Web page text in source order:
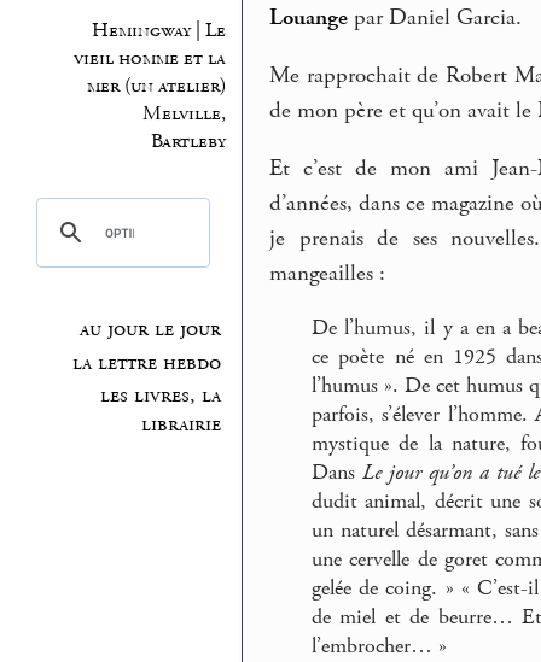
Hemingway | Le
vieil homme et la
mer (un atelier)
Melville,
Bartleby
au jour le jour
la lettre hebdo
les livres, la
librairie
Louange par Daniel Garcia.
Me rapprochait de Robert
de mon père et qu’on avait
Et c’est de mon ami
d’années, dans ce magazine
je prenais de ses
mangeailles :
De l’humus, il y a en a
ce poète né en 1925
l’humus ». De cet
parfois, s’élever
mystique de la nature,
DansLe jour qu’on a tué
dudit animal, décrit une
un naturel désarmant,
une cervelle de goret
gelée de coing. » «
de miel et de beurre… Et
l’embrocher… »